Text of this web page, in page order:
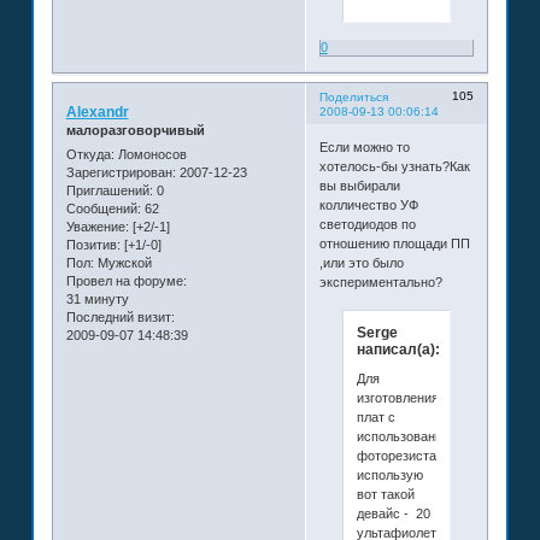
0
Поделиться
105
2008-09-13 00:06:14
Alexandr
малоразговорчивый
Откуда: Ломоносов
Зарегистрирован: 2007-12-23
Приглашений: 0
Сообщений: 62
Уважение: [+2/-1]
Позитив: [+1/-0]
Пол: Мужской
Провел на форуме:
31 минуту
Последний визит:
2009-09-07 14:48:39
Если можно то
хотелось-бы узнать?Как
вы выбирали
колличество УФ
светодиодов по
отношению площади ПП
,или это было
экспериментально?
Serge
написал(а):
Для
изготовления
плат с
использованием
фоторезиста
использую
вот такой
девайс - 20
ультафиолетовых